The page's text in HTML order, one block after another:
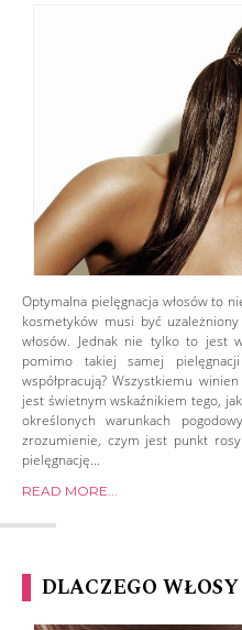
Optymalna pielęgnacja włosów to
kosmetyków musi być
włosów. Jednak nie tylko to jest
pomimo takiej samej
współpracują? Wszystkiemu
jest świetnym wskaźnikiem tego,
określonych warunkach
zrozumienie, czym jest punkt
pielęgnację...
READ MORE...
DLACZEGO